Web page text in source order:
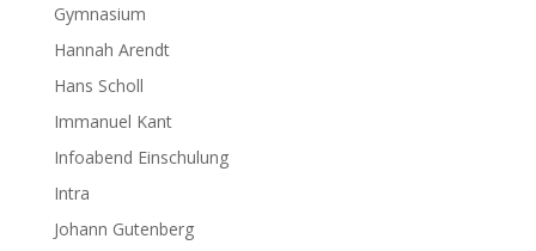
Gymnasium
Hannah Arendt
Hans Scholl
Immanuel Kant
Infoabend Einschulung
Intra
Johann Gutenberg